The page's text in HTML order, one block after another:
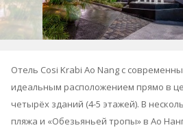
Отель Cosi Krabi Ao Nang с
идеальным расположением прямо в
четырёх зданий (4-5 этажей). В
пляжа и «Обезьяньей тропы» в Ао